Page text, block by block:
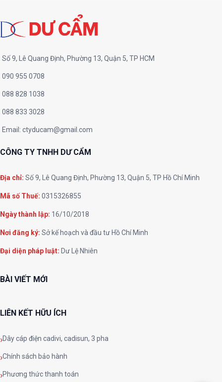
Số 9, Lê Quang Định, Phường 13, Quận 5, TP HCM
090 955 0708
088 828 1038
088 833 3028
Email: ctyducam@gmail.com
CÔNG TY TNHH DƯ CẨM
Địa chỉ: Số 9, Lê Quang Định, Phường 13, Quận 5, TP Hồ Chí Minh
Mã số Thuế: 0315326855
Ngày thành lập: 16/10/2018
Nơi đăng ký: Sở kế hoạch và đầu tư Hồ Chí Minh
Đại diện pháp luật: Dư Lệ Nhiên
BÀI VIẾT MỚI
LIÊN KẾT HỮU ÍCH
Dây cáp điện cadivi, cadisun, 3 pha
Chính sách bảo hành
Phương thức thanh toán